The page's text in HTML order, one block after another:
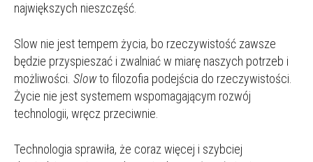
największych nieszczęść.
Slow nie jest tempem życia, bo rzeczywistość zawsze
będzie przyspieszać i zwalniać w miarę naszych potrzeb i
możliwości. Slowto filozofia podejścia do rzeczywistości.
Życie nie jest systemem wspomagającym rozwój
technologii, wręcz przeciwnie.
Technologia sprawiła, że coraz więcej i szybciej